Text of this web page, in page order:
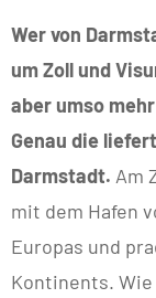
Wer von
um Zoll und
aber umso
Genau die
Darmstadt. Am
mit dem Hafen
Europas und
Kontinents.